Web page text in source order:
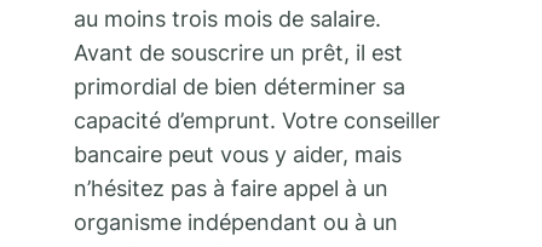
au moins trois mois de salaire.
Avant de souscrire un prêt, il est
primordial de bien déterminer sa
capacité d’emprunt. Votre conseiller
bancaire peut vous y aider, mais
n’hésitez pas à faire appel à un
organisme indépendant ou à un